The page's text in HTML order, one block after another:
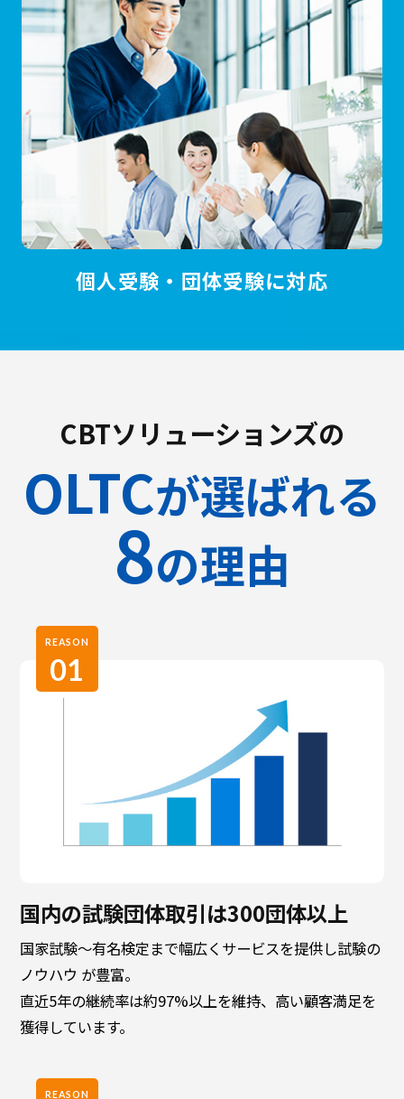
個人受験・団体受験に対応
CBTソリューションズの
OLTCが選ばれる
8の理由
REASON
01
国内の試験団体取引は300団体以上
国家試験〜有名検定まで幅広くサービスを提供し試験の
ノウハウ が豊富。
直近5年の継続率は約97%以上を維持、高い顧客満足を
獲得しています。
REASON